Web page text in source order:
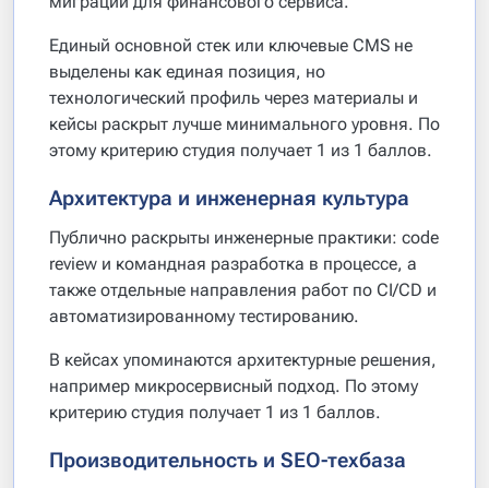
Единый основной стек или ключевые CMS не
выделены как единая позиция, но
технологический профиль через материалы и
кейсы раскрыт лучше минимального уровня. По
этому критерию студия получает 1 из 1 баллов.
Архитектура и инженерная культура
Публично раскрыты инженерные практики: code
review и командная разработка в процессе, а
также отдельные направления работ по CI/CD и
автоматизированному тестированию.
В кейсах упоминаются архитектурные решения,
например микросервисный подход. По этому
критерию студия получает 1 из 1 баллов.
Производительность и SEO-техбаза